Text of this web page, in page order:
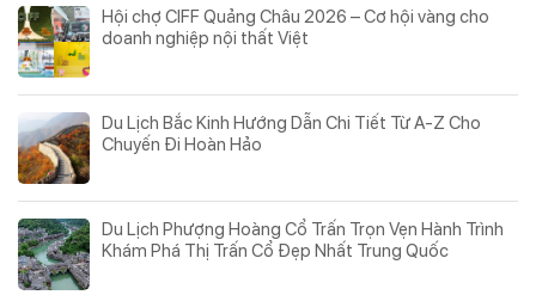
Hội chợ CIFF Quảng Châu 2026 – Cơ hội vàng cho
doanh nghiệp nội thất Việt
Du Lịch Bắc Kinh Hướng Dẫn Chi Tiết Từ A-Z Cho
Chuyến Đi Hoàn Hảo
Du Lịch Phượng Hoàng Cổ Trấn Trọn Vẹn Hành Trình
Khám Phá Thị Trấn Cổ Đẹp Nhất Trung Quốc